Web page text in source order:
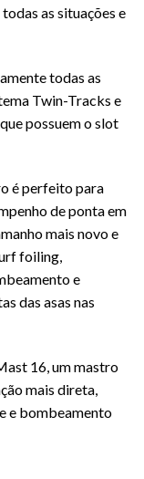
as situações e
todas as
Twin-Tracks e
possuem o slot
é perfeito para
de ponta em
mais novo e
foiling,
e
das asas nas
16, um mastro
mais direta,
e bombeamento